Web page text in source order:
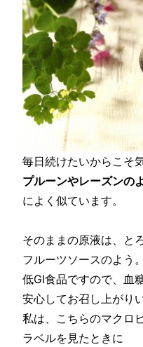
毎日続けたいからこそ
プルーンやレーズンの
によく似ています。
そのままの原液は、と
フルーツソースのよう。
低GI食品ですので、血
安心してお召し上がり
私は、こちらのマクロ
ラベルを見たときに